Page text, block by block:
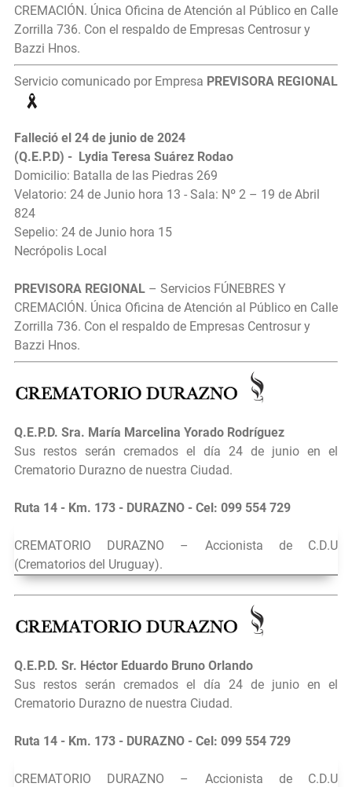
CREMACIÓN. Única Oficina de Atención al Público en Calle
Zorrilla 736. Con el respaldo de Empresas Centrosur y
Bazzi Hnos.
Servicio comunicado por Empresa PREVISORA REGIONAL
Falleció el 24 de junio de 2024
(Q.E.P.D) - Lydia Teresa Suárez Rodao
Domicilio: Batalla de las Piedras 269
Velatorio: 24 de Junio hora 13 - Sala: Nº 2 – 19 de Abril
824
Sepelio: 24 de Junio hora 15
Necrópolis Local
PREVISORA REGIONAL – Servicios FÚNEBRES Y
CREMACIÓN. Única Oficina de Atención al Público en Calle
Zorrilla 736. Con el respaldo de Empresas Centrosur y
Bazzi Hnos.
Q.E.P.D. Sra. María Marcelina Yorado Rodríguez
Sus restos serán cremados el día 24 de junio en el
Crematorio Durazno de nuestra Ciudad.
Ruta 14 - Km. 173 - DURAZNO - Cel: 099 554 729
CREMATORIO DURAZNO – Accionista de C.D.U
(Crematorios del Uruguay).
Q.E.P.D. Sr. Héctor Eduardo Bruno Orlando
Sus restos serán cremados el día 24 de junio en el
Crematorio Durazno de nuestra Ciudad.
Ruta 14 - Km. 173 - DURAZNO - Cel: 099 554 729
CREMATORIO DURAZNO – Accionista de C.D.U